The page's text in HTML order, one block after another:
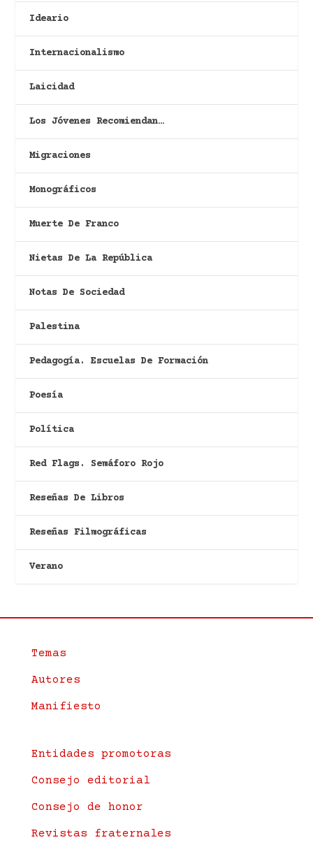
Ideario
Internacionalismo
Laicidad
Los Jóvenes Recomiendan…
Migraciones
Monográficos
Muerte De Franco
Nietas De La República
Notas De Sociedad
Palestina
Pedagogía. Escuelas De Formación
Poesía
Política
Red Flags. Semáforo Rojo
Reseñas De Libros
Reseñas Filmográficas
Verano
Temas
Autores
Manifiesto
Entidades promotoras
Consejo editorial
Consejo de honor
Revistas fraternales